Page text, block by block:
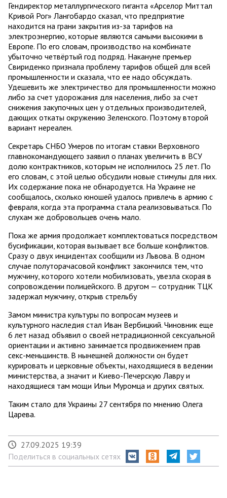
Гендиректор металлургического гиганта «Арселор Миттал
Кривой Рог» Лангобардо сказал, что предприятие
находится на грани закрытия из-за тарифов на
электроэнергию, которые являются самыми высокими в
Европе. По его словам, производство на комбинате
убыточно четвёртый год подряд. Накануне премьер
Свириденко признала проблему тарифов общей для всей
промышленности и сказала, что ее надо обсуждать.
Удешевить же электричество для промышленности можно
либо за счет удорожания для населения, либо за счет
снижения закупочных цен у отдельных производителей,
дающих откаты окружению Зеленского. Поэтому второй
вариант нереален.
Секретарь СНБО Умеров по итогам ставки Верховного
главнокомандующего заявил о планах увеличить в ВСУ
долю контрактников, которым не исполнилось 25 лет. По
его словам, с этой целью обсудили новые стимулы для них.
Их содержание пока не обнародуется. На Украине не
сообщалось, сколько юношей удалось привлечь в армию с
февраля, когда эта программа стала реализовываться. По
слухам же добровольцев очень мало.
Пока же армия продолжает комплектоваться посредством
бусификации, которая вызывает все больше конфликтов.
Сразу о двух инцидентах сообщили из Львова. В одном
случае полуторачасовой конфликт закончился тем, что
мужчину, которого хотели мобилизовать, увезла скорая в
сопровождении полицейского. В другом — сотрудник ТЦК
задержал мужчину, открыв стрельбу
Замом министра культуры по вопросам музеев и
культурного наследия стал Иван Вербицкий. Чиновник еще
6 лет назад объявил о своей нетрадиционной сексуальной
ориентации и активно занимается продвижением прав
секс-меньшинств. В нынешней должности он будет
курировать и церковные объекты, находящиеся в ведении
министерства, а значит и Киево-Печерскую Лавру и
находящиеся там мощи Ильи Муромца и других святых.
Таким стало для Украины 27 сентября по мнению Олега
Царева.
27.09.2025 19:39
Поделиться в социальных сетях